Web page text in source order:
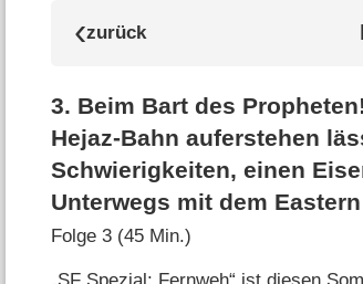
3. Beim Bart des
Hejaz-Bahn auferstehen
Schwierigkeiten, einen
Unterwegs mit dem
Folge 3 (45 Min.)